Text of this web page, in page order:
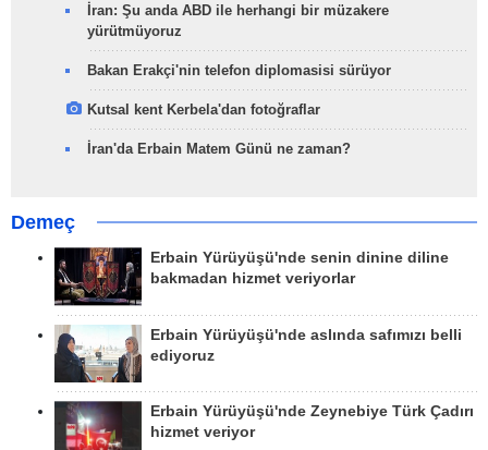
İran: Şu anda ABD ile herhangi bir müzakere
yürütmüyoruz
Bakan Erakçi'nin telefon diplomasisi sürüyor
Kutsal kent Kerbela'dan fotoğraflar
İran'da Erbain Matem Günü ne zaman?
Demeç
Erbain Yürüyüşü'nde senin dinine diline
bakmadan hizmet veriyorlar
Erbain Yürüyüşü'nde aslında safımızı belli
ediyoruz
Erbain Yürüyüşü'nde Zeynebiye Türk Çadırı
hizmet veriyor